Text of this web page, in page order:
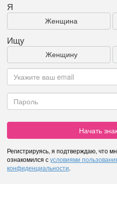
Я
Женщина
Ищу
Женщину
Начать
Регистрируясь, я подтверждаю, что
ознакомился сусловиями
конфиденциальности.